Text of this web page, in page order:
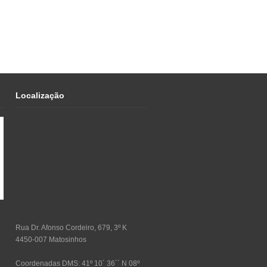
Localização
Rua Dr. Afonso Cordeiro, 679, 3º K
4450-007 Matosinhos
Coordenadas DMS: 41º 10´ 36´´ N 08º